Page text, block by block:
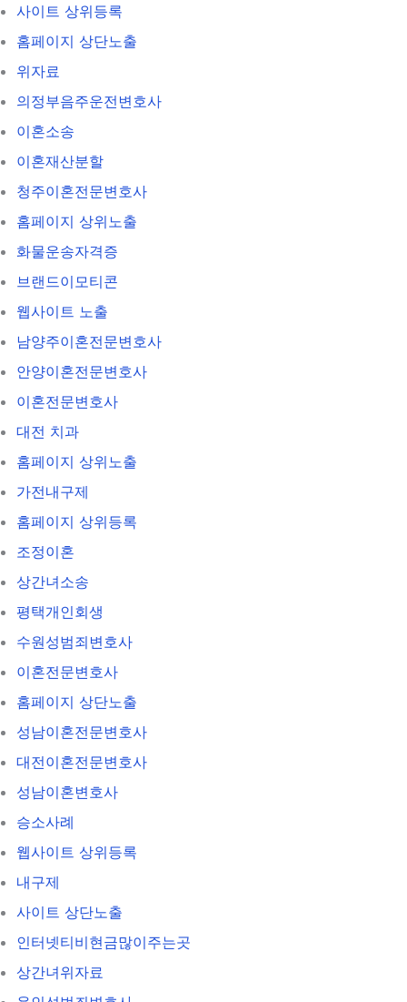
사이트 상위등록
홈페이지 상단노출
위자료
의정부음주운전변호사
이혼소송
이혼재산분할
청주이혼전문변호사
홈페이지 상위노출
화물운송자격증
브랜드이모티콘
웹사이트 노출
남양주이혼전문변호사
안양이혼전문변호사
이혼전문변호사
대전 치과
홈페이지 상위노출
가전내구제
홈페이지 상위등록
조정이혼
상간녀소송
평택개인회생
수원성범죄변호사
이혼전문변호사
홈페이지 상단노출
성남이혼전문변호사
대전이혼전문변호사
성남이혼변호사
승소사례
웹사이트 상위등록
내구제
사이트 상단노출
인터넷티비현금많이주는곳
상간녀위자료